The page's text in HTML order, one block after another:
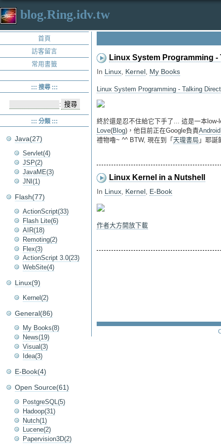
blog.Ring.idv.tw
Linux System Programming
In Linux Kernel My Books
Linux System Programming - Talking
終於還是忍不住給它下手了... 這是一本
Love(Blog)，他目前正在Google負責Android
禮物嚕~ ^^ BTW, 現在到「 天瓏書局 」耶誕
Linux Kernel in a Nutshell
In Linux Kernel E-Book
作者大方開放下載
首頁
訪客留言
常用書籤
::: 搜尋 :::
:
::: 分類 :::
Java(27)
Servlet(4)
JSP(2)
JavaME(3)
JNI(1)
Flash(77)
ActionScript(33)
Flash Lite(6)
AIR(18)
Remoting(2)
Flex(3)
ActionScript 3.0(23)
WebSite(4)
Linux(9)
Kernel(2)
General(86)
My Books(8)
News(19)
Visual(3)
Idea(3)
E-Book(4)
Open Source(61)
PostgreSQL(5)
Hadoop(31)
Nutch(1)
Lucene(2)
Papervision3D(2)